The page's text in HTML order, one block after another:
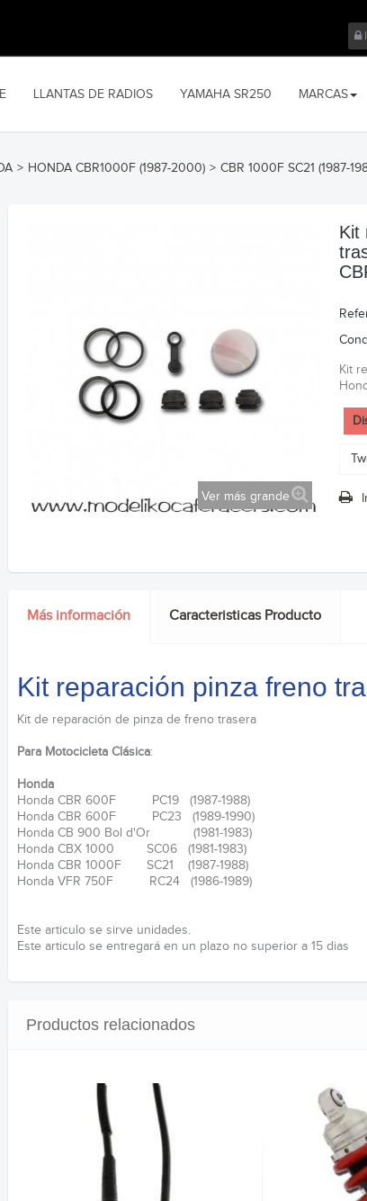
LLANTAS DE RADIOS YAMAHA SR250 MARCAS
> HONDA CBR1000F (1987-2000) > CBR 1000F SC21 (1987-
Ver más grande
Kit
Kit
Más información Caracteristicas Producto
Kit reparación pinza freno
Kit de reparación de pinza de freno trasera
Para Motocicleta Clásica:
Honda
Honda CBR 600F PC19 (1987-1988)
Honda CBR 600F PC23 (1989-1990)
Honda CB 900 Bol d'Or (1981-1983)
Honda CBX 1000 SC06 (1981-1983)
Honda CBR 1000F SC21 (1987-1988)
Honda VFR 750F RC24 (1986-1989)
Este articulo se sirve unidades.
Este articulo se entregará en un plazo no superior a 15 dias
Productos relacionados